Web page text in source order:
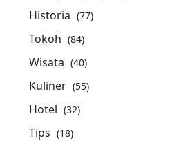
Historia (77)
Tokoh (84)
Wisata (40)
Kuliner (55)
Hotel (32)
Tips (18)